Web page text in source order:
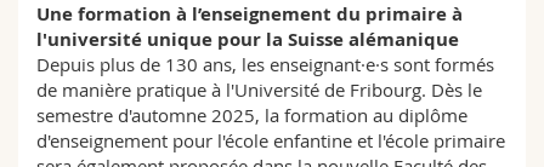
Une formation à l’enseignement du primaire à
l'université unique pour la Suisse alémanique
Depuis plus de 130 ans, les enseignant·e·s sont formés
de manière pratique à l'Université de Fribourg. Dès le
semestre d'automne 2025, la formation au diplôme
d'enseignement pour l'école enfantine et l'école primaire